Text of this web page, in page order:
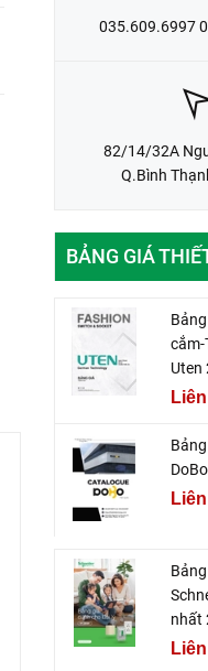
035.609.6997
82/14/32A
Q.Bình
BẢNG GIÁ
cắm-
Uten
nhất